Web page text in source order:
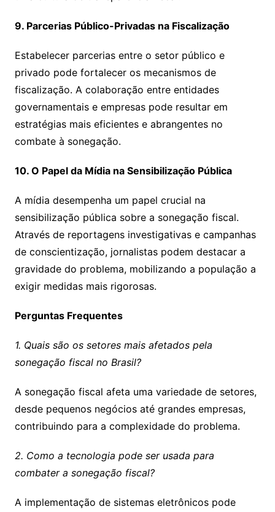
9. Parcerias Público-Privadas na Fiscalização
Estabelecer parcerias entre o setor público e
privado pode fortalecer os mecanismos de
fiscalização. A colaboração entre entidades
governamentais e empresas pode resultar em
estratégias mais eficientes e abrangentes no
combate à sonegação.
10. O Papel da Mídia na Sensibilização Pública
A mídia desempenha um papel crucial na
sensibilização pública sobre a sonegação fiscal.
Através de reportagens investigativas e campanhas
de conscientização, jornalistas podem destacar a
gravidade do problema, mobilizando a população a
exigir medidas mais rigorosas.
Perguntas Frequentes
1. Quais são os setores mais afetados pela
sonegação fiscal no Brasil?
A sonegação fiscal afeta uma variedade de setores,
desde pequenos negócios até grandes empresas,
contribuindo para a complexidade do problema.
2. Como a tecnologia pode ser usada para
combater a sonegação fiscal?
A implementação de sistemas eletrônicos pode